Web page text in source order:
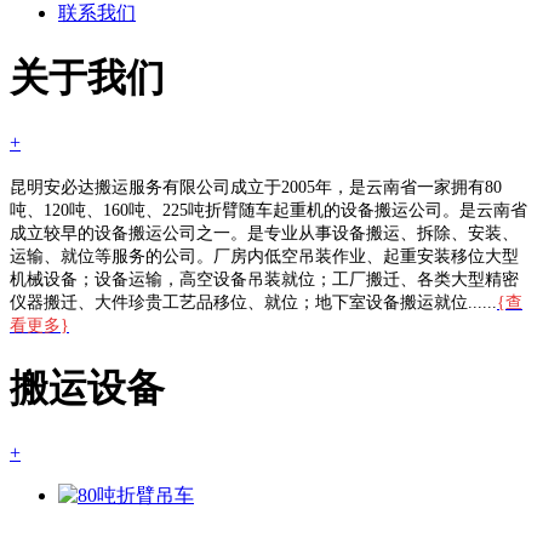
联系我们
关于我们
+
昆明安必达搬运服务有限公司成立于2005年，是云南省一家拥有80
吨、120吨、160吨、225吨折臂随车起重机的设备搬运公司。是云南省
成立较早的设备搬运公司之一。是专业从事设备搬运、拆除、安装、
运输、就位等服务的公司。厂房内低空吊装作业、起重安装移位大型
机械设备；设备运输，高空设备吊装就位；工厂搬迁、各类大型精密
仪器搬迁、大件珍贵工艺品移位、就位；地下室设备搬运就位...... {查
看更多}
搬运设备
+